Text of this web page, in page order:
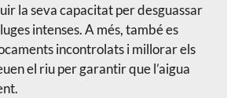
la seva capacitat per desguassar
intenses. A més, també es
incontrolats i millorar els
el riu per garantir que l’aigua